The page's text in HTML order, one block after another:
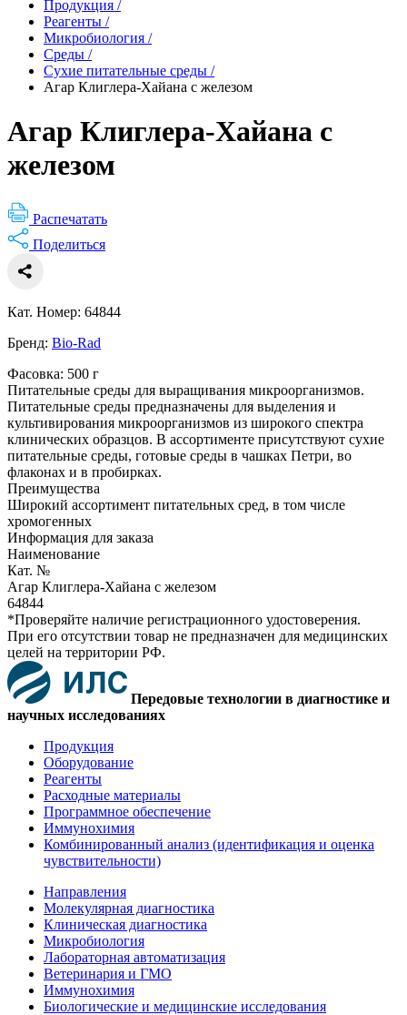
Продукция /
Реагенты /
Микробиология /
Среды /
Сухие питательные среды /
Агар Клиглера-Хайана с железом
Агар Клиглера-Хайана с
железом
Распечатать
Поделиться
Кат. Номер: 64844
Бренд: Bio-Rad
Фасовка: 500 г
Питательные среды для выращивания микроорганизмов.
Питательные среды предназначены для выделения и
культивирования микроорганизмов из широкого спектра
клинических образцов. В ассортименте присутствуют сухие
питательные среды, готовые среды в чашках Петри, во
флаконах и в пробирках.
Преимущества
Широкий ассортимент питательных сред, в том числе
хромогенных
Информация для заказа
Наименование
Кат. №
Агар Клиглера-Хайана с железом
64844
*Проверяйте наличие регистрационного удостоверения.
При его отсутствии товар не предназначен для медицинских
целей на территории РФ.
Передовые технологии в диагностике и
научных исследованиях
Продукция
Оборудование
Реагенты
Расходные материалы
Программное обеспечение
Иммунохимия
Комбинированный анализ (идентификация и оценка
чувствительности)
Направления
Молекулярная диагностика
Клиническая диагностика
Микробиология
Лабораторная автоматизация
Ветеринария и ГМО
Иммунохимия
Биологические и медицинские исследования